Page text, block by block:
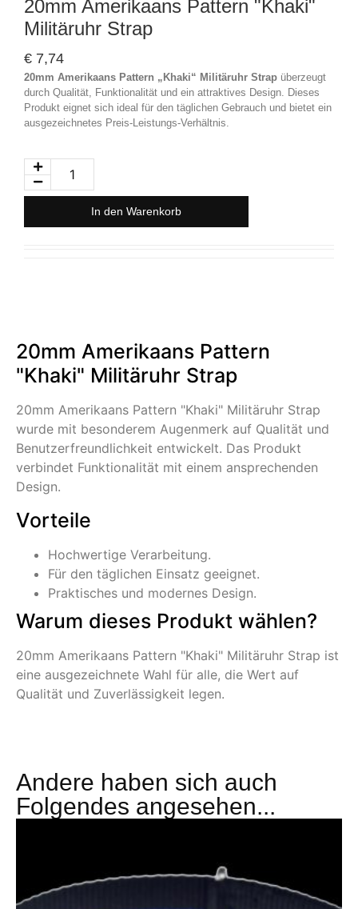
20mm Amerikaans Pattern "Khaki"
Militäruhr Strap
€ 7,74
20mm Amerikaans Pattern „Khaki“ Militäruhr Strap überzeugt
durch Qualität, Funktionalität und ein attraktives Design. Dieses
Produkt eignet sich ideal für den täglichen Gebrauch und bietet ein
ausgezeichnetes Preis-Leistungs-Verhältnis.
In den Warenkorb
20mm Amerikaans Pattern
"Khaki" Militäruhr Strap
20mm Amerikaans Pattern "Khaki" Militäruhr Strap
wurde mit besonderem Augenmerk auf Qualität und
Benutzerfreundlichkeit entwickelt. Das Produkt
verbindet Funktionalität mit einem ansprechenden
Design.
Vorteile
Hochwertige Verarbeitung.
Für den täglichen Einsatz geeignet.
Praktisches und modernes Design.
Warum dieses Produkt wählen?
20mm Amerikaans Pattern "Khaki" Militäruhr Strap ist
eine ausgezeichnete Wahl für alle, die Wert auf
Qualität und Zuverlässigkeit legen.
Andere haben sich auch
Folgendes angesehen...